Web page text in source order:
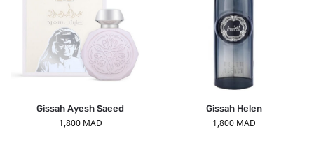
Gissah Ayesh Saeed
1,800 MAD
Gissah Helen
1,800 MAD